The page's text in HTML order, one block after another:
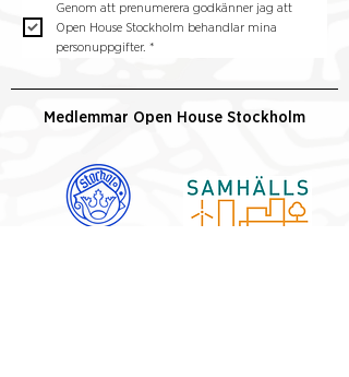
historia
Genom att prenumerera godkänner jag att
Open House Stockholm behandlar mina
personuppgifter. *
Medlemmar Open House Stockholm